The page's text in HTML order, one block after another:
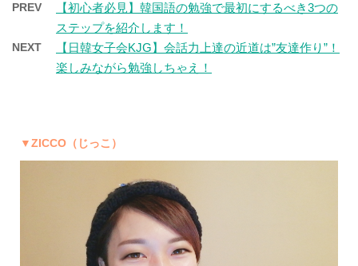
PREV
【初心者必見】韓国語の勉強で最初にするべき3つの
ステップを紹介します！
NEXT
【日韓女子会KJG】会話力上達の近道は”友達作り”！
楽しみながら勉強しちゃえ！
▼ZICCO（じっこ）